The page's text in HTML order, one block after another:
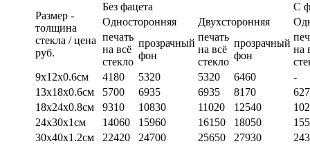
Размер -
толщина
стекла / цена
руб.
Без фацета
С
Односторонняя
Двухсторонняя
печать
на всё
стекло
прозрачный
фон
печать
на всё
стекло
прозрачный
фон
на
9х12х0.6см
4180 5320 5320 6460
-
13х18х0.6см
5700 6935 6935 8170
18х24х0.8см
9310 10830 11020 12540
24х30х1см
14060 15960 16150 18050
30х40х1.2см
22420 24700 25650 27930